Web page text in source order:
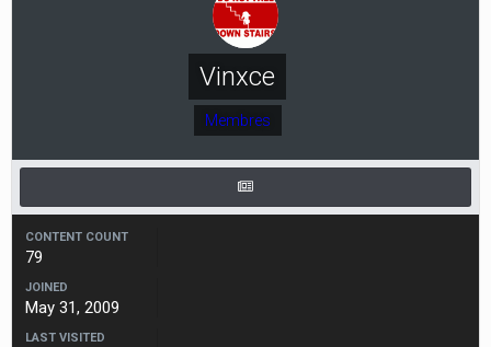
Vinxce
Membres
CONTENT COUNT
79
JOINED
May 31, 2009
LAST VISITED